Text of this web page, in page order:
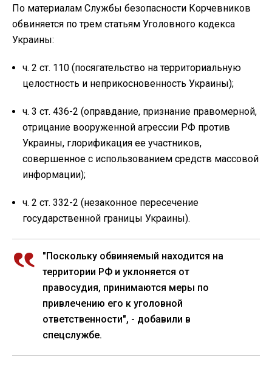
По материалам Службы безопасности Корчевников
обвиняется по трем статьям Уголовного кодекса
Украины:
ч. 2 ст. 110 (посягательство на территориальную
целостность и неприкосновенность Украины);
ч. 3 ст. 436-2 (оправдание, признание правомерной,
отрицание вооруженной агрессии РФ против
Украины, глорификация ее участников,
совершенное с использованием средств массовой
информации);
ч. 2 ст. 332-2 (незаконное пересечение
государственной границы Украины).
"Поскольку обвиняемый находится на
территории РФ и уклоняется от
правосудия, принимаются меры по
привлечению его к уголовной
ответственности", - добавили в
спецслужбе.